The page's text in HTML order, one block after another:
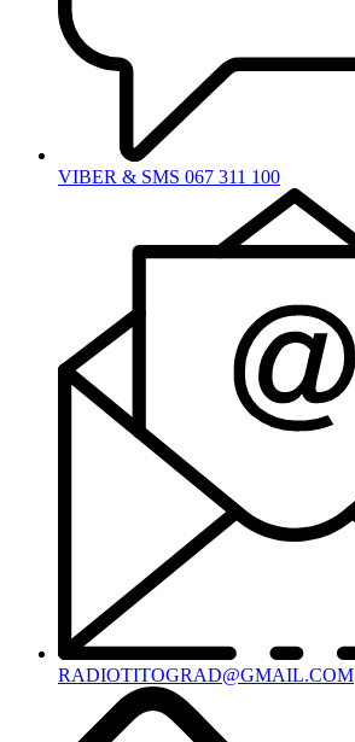
VIBER & SMS 067 311 100
RADIOTITOGRAD@GMAIL.COM